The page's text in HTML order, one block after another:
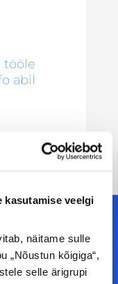
kasutamise veelgi
näitame sulle
„Nõustun kõigiga“,
selle ärigrupi
tööle
abil